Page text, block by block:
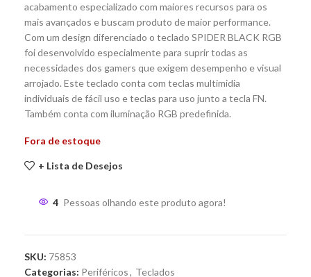
acabamento especializado com maiores recursos para os
mais avançados e buscam produto de maior performance.
Com um design diferenciado o teclado SPIDER BLACK RGB
foi desenvolvido especialmente para suprir todas as
necessidades dos gamers que exigem desempenho e visual
arrojado. Este teclado conta com teclas multimidia
individuais de fácil uso e teclas para uso junto a tecla FN.
Também conta com iluminação RGB predefinida.
Fora de estoque
+ Lista de Desejos
4 Pessoas olhando este produto agora!
SKU: 75853
Categorias: Periféricos, Teclados